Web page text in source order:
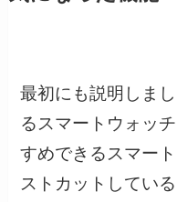
最初にも説明しま
るスマートウォッ
すめできるスマー
ストカットしてい